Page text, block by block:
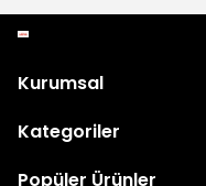
Kurumsal
Kategoriler
Popüler Ürünler